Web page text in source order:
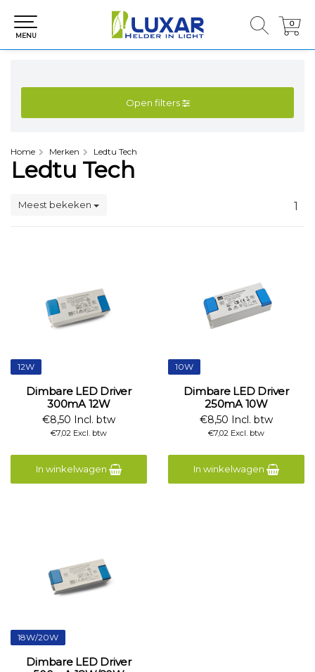
0
0
MENU
Open filters
Home Merken Ledtu Tech
Ledtu Tech
Meest bekeken 1
12W
Dimbare LED Driver
300mA 12W
€8,50 Incl. btw
€7,02 Excl. btw
In winkelwagen
10W
Dimbare LED Driver
250mA 10W
€8,50 Incl. btw
€7,02 Excl. btw
In winkelwagen
18W/20W
Dimbare LED Driver